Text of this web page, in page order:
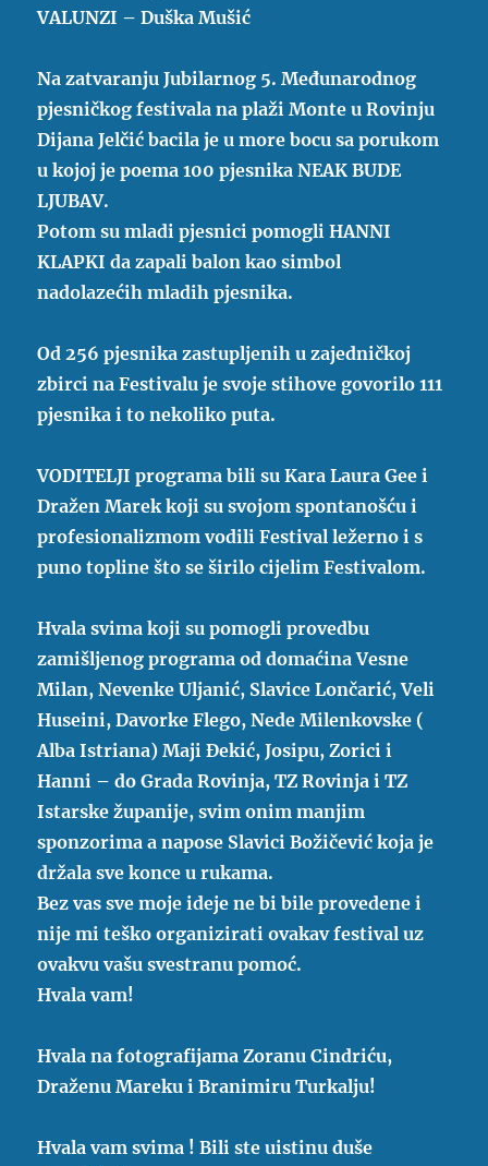
VALUNZI – Duška Mušić
Na zatvaranju Jubilarnog 5. Međunarodnog
pjesničkog festivala na plaži Monte u Rovinju
Dijana Jelčić bacila je u more bocu sa porukom
u kojoj je poema 100 pjesnika NEAK BUDE
LJUBAV.
Potom su mladi pjesnici pomogli HANNI
KLAPKI da zapali balon kao simbol
nadolazećih mladih pjesnika.
Od 256 pjesnika zastupljenih u zajedničkoj
zbirci na Festivalu je svoje stihove govorilo 111
pjesnika i to nekoliko puta.
VODITELJI programa bili su Kara Laura Gee i
Dražen Marek koji su svojom spontanošću i
profesionalizmom vodili Festival ležerno i s
puno topline što se širilo cijelim Festivalom.
Hvala svima koji su pomogli provedbu
zamišljenog programa od domaćina Vesne
Milan, Nevenke Uljanić, Slavice Lončarić, Veli
Huseini, Davorke Flego, Nede Milenkovske (
Alba Istriana) Maji Đekić, Josipu, Zorici i
Hanni – do Grada Rovinja, TZ Rovinja i TZ
Istarske županije, svim onim manjim
sponzorima a napose Slavici Božičević koja je
držala sve konce u rukama.
Bez vas sve moje ideje ne bi bile provedene i
nije mi teško organizirati ovakav festival uz
ovakvu vašu svestranu pomoć.
Hvala vam!
Hvala na fotografijama Zoranu Cindriću,
Draženu Mareku i Branimiru Turkalju!
Hvala vam svima ! Bili ste uistinu duše